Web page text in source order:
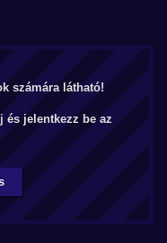
számára látható!
és jelentkezz be az